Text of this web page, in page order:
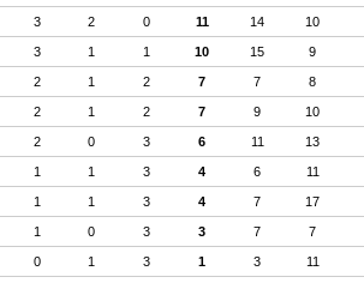
3 2 0 11 14 10
3 1 1 10 15 9
2 1 2 7 7 8
2 1 2 7 9 10
2 0 3 6 11 13
1 1 3 4 6 11
1 1 3 4 7 17
1 0 3 3 7 7
0 1 3 1 3 11